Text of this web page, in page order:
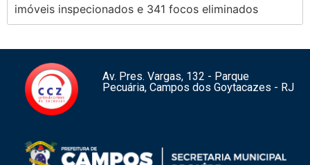
imóveis inspecionados e 341 focos eliminados
Av. Pres. Vargas, 132 - Parque
Pecuária, Campos dos Goytacazes - RJ